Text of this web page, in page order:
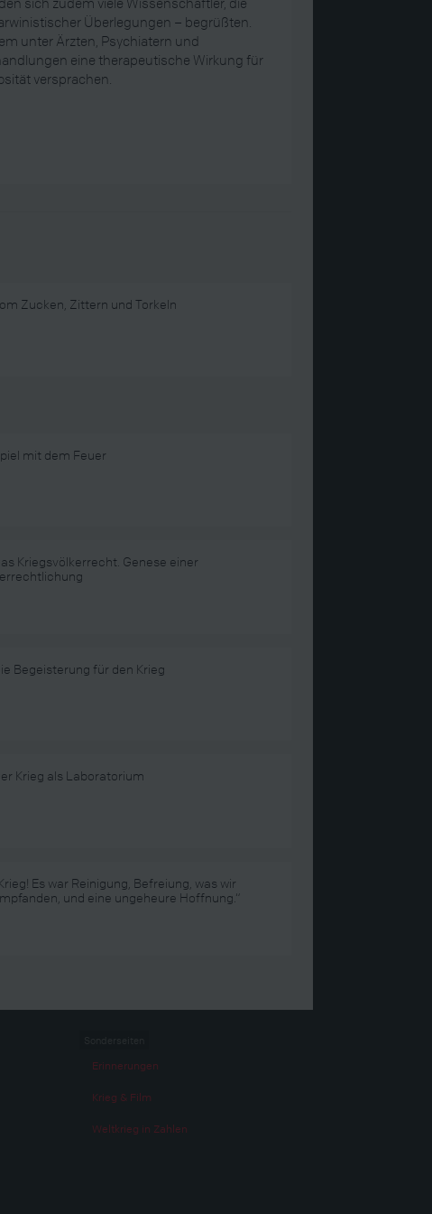
Überlegungen – begrüßten.
unter Ärzten, Psychiatern und
eine therapeutische Wirkung für
versprachen.
Zucken, Zittern und Torkeln
mit dem Feuer
Kriegsvölkerrecht. Genese einer
Begeisterung für den Krieg
Krieg als Laboratorium
Es war Reinigung, Befreiung, was wir
und eine ungeheure Hoffnung.“
Erinnerungen
Krieg & Film
Weltkrieg in Zahlen